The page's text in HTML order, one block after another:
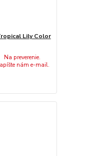
Lily Color
Na preverenie.
nám e-mail.